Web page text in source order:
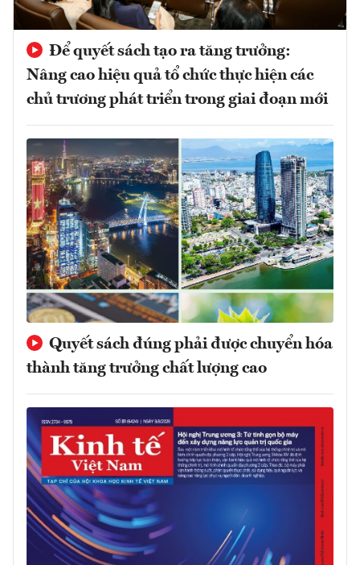
Để quyết sách tạo ra tăng trưởng:
Nâng cao hiệu quả tổ chức thực hiện các
chủ trương phát triển trong giai đoạn mới
Quyết sách đúng phải được chuyển hóa
thành tăng trưởng chất lượng cao